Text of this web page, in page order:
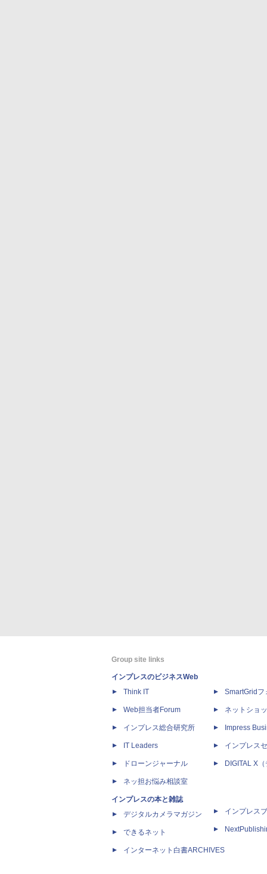
Group site links
インプレスのビジネスWeb
Think IT
Web担当者Forum
インプレス総合研究所
IT Leaders
ドローンジャーナル
ネッ担お悩み相談室
インプレスの本と雑誌
デジタルカメラマガジン
できるネット
インターネット白書ARCHIVES
SmartGridフ
ネットショ
Impress
インプレス
DIGITAL X
インプレス